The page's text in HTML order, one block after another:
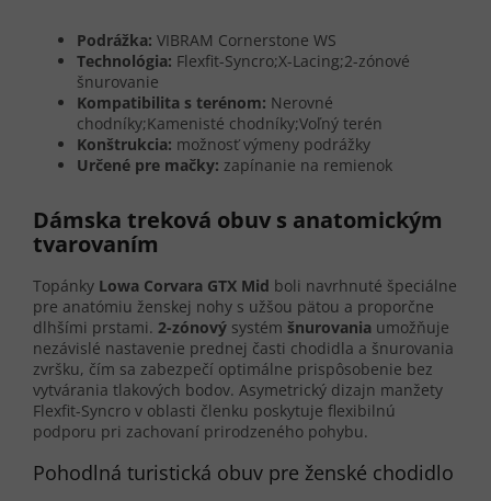
Podrážka: VIBRAM Cornerstone WS
Technológia: Flexfit-Syncro;X-Lacing;2-zónové
šnurovanie
Kompatibilita s terénom: Nerovné
chodníky;Kamenisté chodníky;Voľný terén
Konštrukcia: možnosť výmeny podrážky
Určené pre mačky: zapínanie na remienok
Dámska treková obuv s anatomickým
tvarovaním
Topánky Lowa Corvara GTX Mid boli navrhnuté špeciálne
pre anatómiu ženskej nohy s užšou pätou a proporčne
dlhšími prstami. 2-zónový systém šnurovania umožňuje
nezávislé nastavenie prednej časti chodidla a šnurovania
zvršku, čím sa zabezpečí optimálne prispôsobenie bez
vytvárania tlakových bodov. Asymetrický dizajn manžety
Flexfit-Syncro v oblasti členku poskytuje flexibilnú
podporu pri zachovaní prirodzeného pohybu.
Pohodlná turistická obuv pre ženské chodidlo